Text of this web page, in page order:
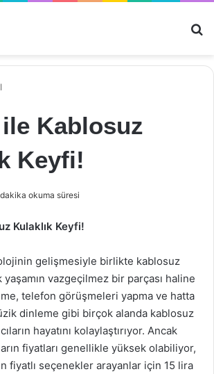
Kablosuz
Keyfi!
okuma süresi
Kulaklık Keyfi!
gelişmesiyle birlikte kablosuz
yaşamın vazgeçilmez bir parçası haline
telefon görüşmeleri yapma ve hatta
dinleme gibi birçok alanda kablosuz
hayatını kolaylaştırıyor. Ancak
fiyatları genellikle yüksek olabiliyor,
fiyatlı seçenekler arayanlar için 15 lira